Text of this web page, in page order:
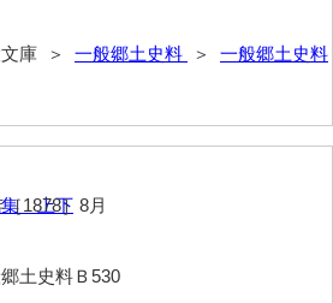
庫 ＞ 一般郷土史料 ＞ 一般郷土史料
集 上下
土史料Ｂ530
1878］8月